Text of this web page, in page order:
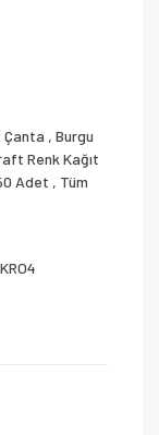
Çanta ,Burgu
Renk Kağıt
Adet , Tüm